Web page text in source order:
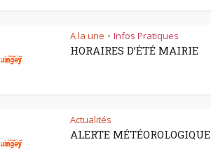
A la une • Infos Pratiques
HORAIRES D’ÉTÉ MAIRIE
Actualités
ALERTE MÉTÉOROLOGIQUE